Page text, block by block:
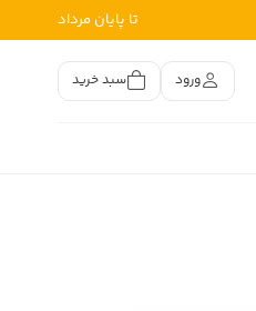
تا پایان مرداد
ورود سبد خرید